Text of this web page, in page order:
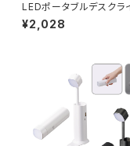
LEDポータブルデスク
イド MG
¥2,028